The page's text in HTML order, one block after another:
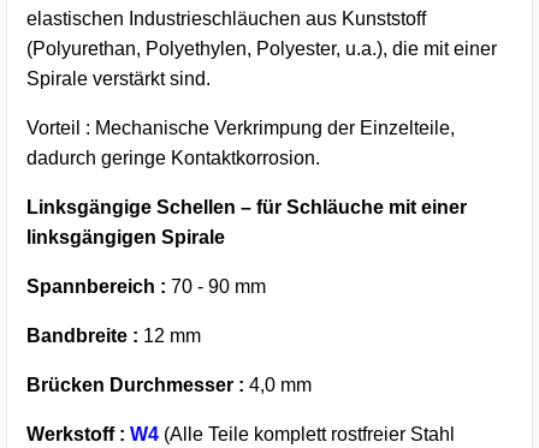
elastischen Industrieschläuchen aus Kunststoff
(Polyurethan, Polyethylen, Polyester, u.a.), die mit einer
Spirale verstärkt sind.
Vorteil : Mechanische Verkrimpung der Einzelteile,
dadurch geringe Kontaktkorrosion.
Linksgängige Schellen – für Schläuche mit einer
linksgängigen Spirale
Spannbereich : 70 - 90 mm
Bandbreite : 12 mm
Brücken Durchmesser : 4,0 mm
Werkstoff : W4 (Alle Teile komplett rostfreier Stahl